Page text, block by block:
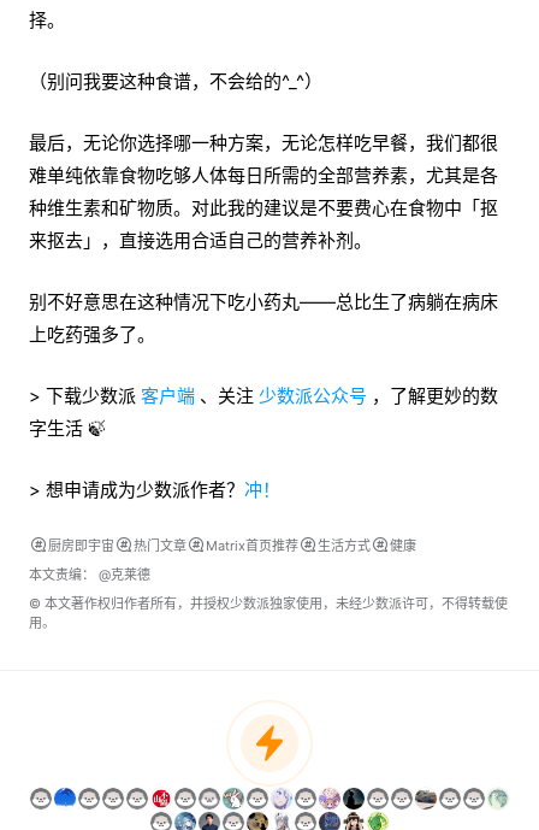
择。
（别问我要这种食谱，不会给的^_^）
最后，无论你选择哪一种方案，无论怎样吃早餐，我们都很
难单纯依靠食物吃够人体每日所需的全部营养素，尤其是各
种维生素和矿物质。对此我的建议是不要费心在食物中「抠
来抠去」，直接选用合适自己的营养补剂。
别不好意思在这种情况下吃小药丸——总比生了病躺在病床
上吃药强多了。
> 下载少数派 客户端 、关注 少数派公众号 ，了解更妙的数
字生活 🍃
> 想申请成为少数派作者？ 冲！
厨房即宇宙 热门文章 Matrix首页推荐 生活方式
健康
本文责编： @克莱德
© 本文著作权归作者所有，并授权少数派独家使用，未经少数派许可，不得转载使
用。